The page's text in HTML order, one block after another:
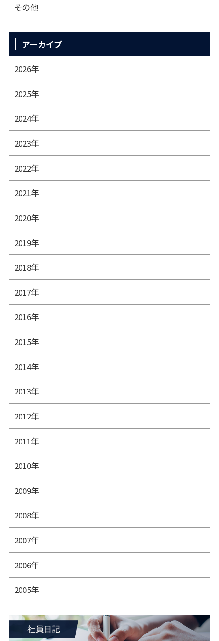
その他
アーカイブ
2026年
2025年
2024年
2023年
2022年
2021年
2020年
2019年
2018年
2017年
2016年
2015年
2014年
2013年
2012年
2011年
2010年
2009年
2008年
2007年
2006年
2005年